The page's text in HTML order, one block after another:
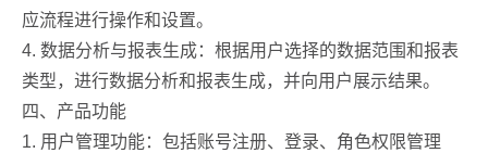
应流程进行操作和设置。
4. 数据分析与报表生成：根据用户选择的数据范围和报表
类型，进行数据分析和报表生成，并向用户展示结果。
四、产品功能
1. 用户管理功能：包括账号注册、登录、角色权限管理